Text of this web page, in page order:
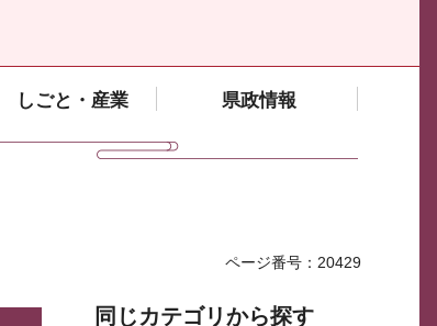
しごと・産業 県政情報
ページ番号：20429
同じカテゴリから探す